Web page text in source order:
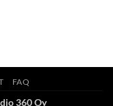
FAQ
360 Oy